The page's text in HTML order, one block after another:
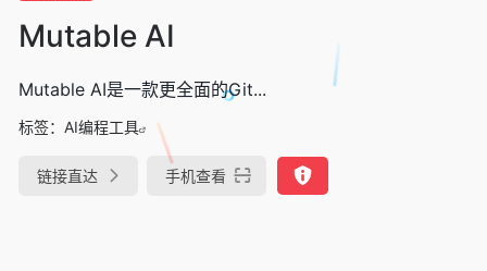
Mutable AI
Mutable AI是一款更全面的Git...
标签： AI编程工具
链接直达 手机查看